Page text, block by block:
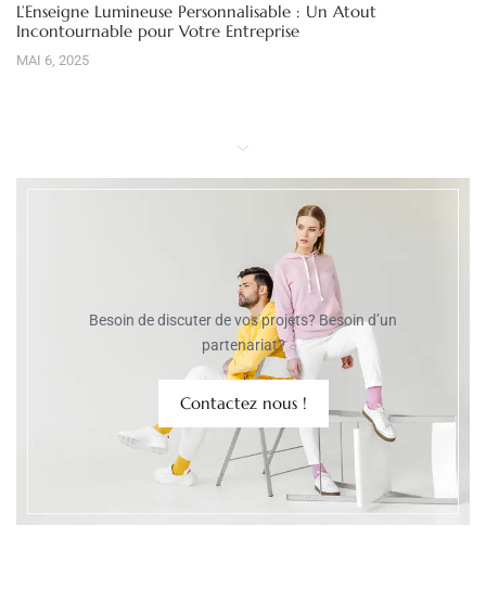
L’Enseigne Lumineuse Personnalisable : Un Atout
Incontournable pour Votre Entreprise
MAI 6, 2025
Besoin de discuter de vos projets? Besoin d’un
partenariat?
Contactez nous !